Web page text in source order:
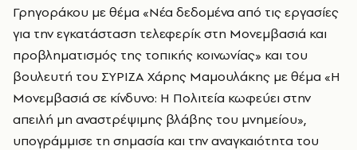
Γρηγοράκου με θέμα «Νέα δεδομένα από τις εργασίες
για την εγκατάσταση τελεφερίκ στη Μονεμβασιά και
προβληματισμός της τοπικής κοινωνίας» και του
βουλευτή του ΣΥΡΙΖΑ Χάρης Μαμουλάκης με θέμα «Η
Μονεμβασιά σε κίνδυνο: Η Πολιτεία κωφεύει στην
απειλή μη αναστρέψιμης βλάβης του μνημείου»,
υπογράμμισε τη σημασία και την αναγκαιότητα του